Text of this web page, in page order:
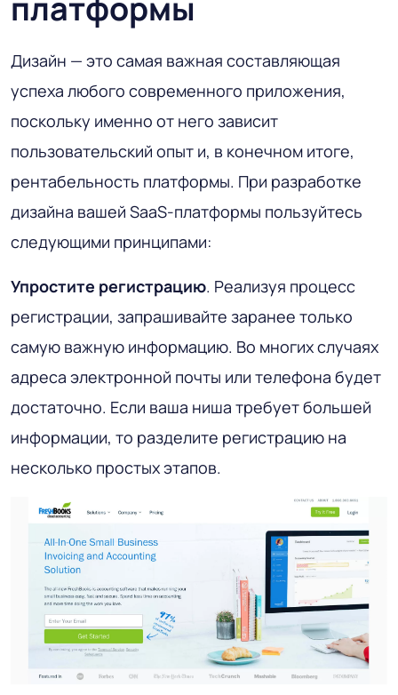
Дизайн — это самая важная составляющая
успеха любого современного приложения,
поскольку именно от него зависит
пользовательский опыт и, в конечном итоге,
рентабельность платформы. При разработке
дизайна вашей SaaS-платформы пользуйтесь
следующими принципами:
Упростите регистрацию. Реализуя процесс
регистрации, запрашивайте заранее только
самую важную информацию. Во многих случаях
адреса электронной почты или телефона будет
достаточно. Если ваша ниша требует большей
информации, то разделите регистрацию на
несколько простых этапов.